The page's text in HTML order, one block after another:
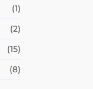
(1)
(2)
(15)
(8)